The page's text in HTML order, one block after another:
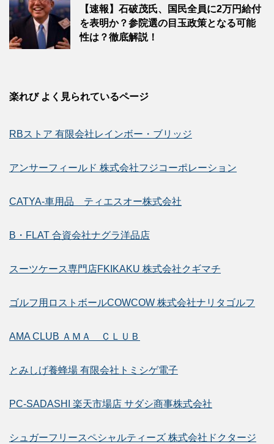
【速報】石破茂氏、国民全員に2万円給付
を表明か？参院選の目玉政策となる可能
性は？徹底解説！
楽れび よく見られているページ
RBストア 有限会社レインボー・ブリッジ
アンサーフィールド 株式会社フジコーポレーション
CATYA-車用品 ティエスオー株式会社
B・FLAT 合資会社ナグラ洋品店
スーツケース専門店FKIKAKU 株式会社クギマチ
ゴルフ用ロストボールCOWCOW 株式会社ナリタゴルフ
AMA CLUB ＡＭＡ ＣＬＵＢ
とみしげ養蜂場 有限会社トミシゲ電子
PC-SADASHI 楽天市場店 サダシ商事株式会社
シュガーフリースペシャルティーズ 株式会社ドクタージ